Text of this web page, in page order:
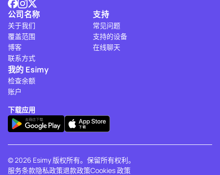
公司名称
关于我们
覆盖范围
博客
联系方式
支持
常见问题
支持的设备
在线聊天
我的 Esimy
检查余额
账户
下载应用
© 2026 Esimy 版权所有。保留所有权利。
服务条款隐私政策退款政策Cookies 政策